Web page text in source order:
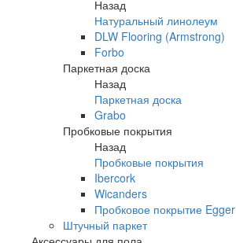
Назад
Натуральный линолеум
DLW Flooring (Armstrong)
Forbo
Паркетная доска
Назад
Паркетная доска
Grabo
Пробковые покрытия
Назад
Пробковые покрытия
Ibercork
Wicanders
Пробковое покрытие Egger
Штучный паркет